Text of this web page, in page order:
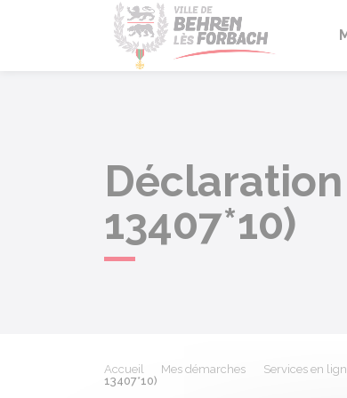
13407*10)
Accueil Mes démarches Services en
13407*10)